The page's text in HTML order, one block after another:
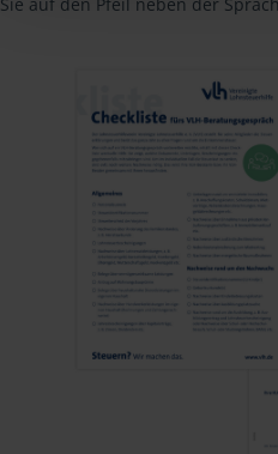
Sie auf den Pfeil neben der